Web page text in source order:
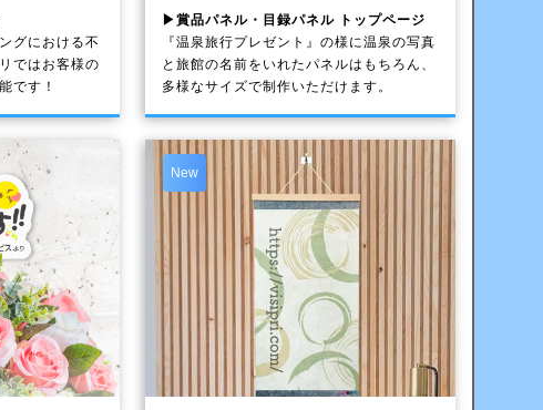
グにおける不
ではお客様の
です！
▶賞品パネル・目録パネル トップページ
『温泉旅行プレゼント』の様に温泉の写真
と旅館の名前をいれたパネルはもちろん、
多様なサイズで制作いただけます。
New